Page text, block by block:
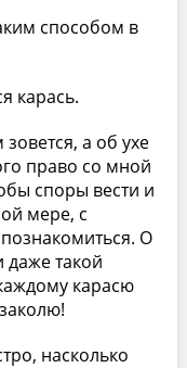
способом в
карась.
а об ухе
право со мной
споры вести и
мере, с
О
такой
карасю
насколько